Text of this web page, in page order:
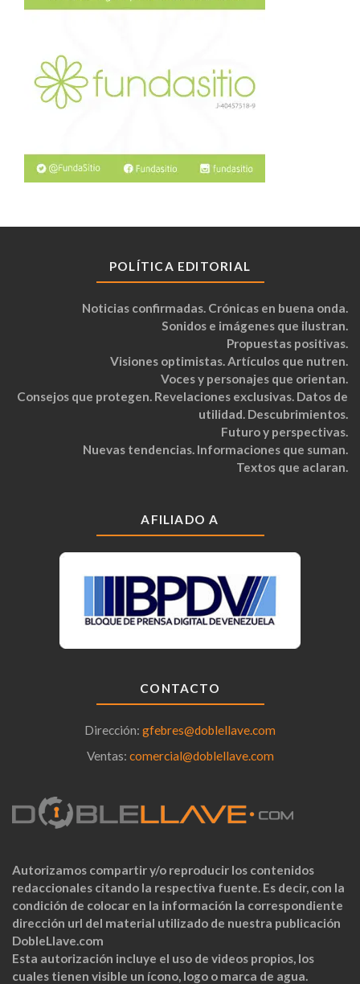
POLÍTICA EDITORIAL
Noticias confirmadas. Crónicas en buena onda.
Sonidos e imágenes que ilustran.
Propuestas positivas.
Visiones optimistas. Artículos que nutren.
Voces y personajes que orientan.
Consejos que protegen. Revelaciones exclusivas. Datos de
utilidad. Descubrimientos.
Futuro y perspectivas.
Nuevas tendencias. Informaciones que suman.
Textos que aclaran.
AFILIADO A
CONTACTO
Dirección: gfebres@doblellave.com
Ventas: comercial@doblellave.com
Autorizamos compartir y/o reproducir los contenidos
redaccionales citando la respectiva fuente. Es decir, con la
condición de colocar en la información la correspondiente
dirección url del material utilizado de nuestra publicación
DobleLlave.com
Esta autorización incluye el uso de videos propios, los
cuales tienen visible un ícono, logo o marca de agua.